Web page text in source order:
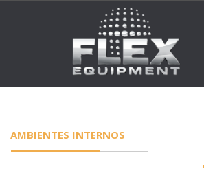
AMBIENTES INTERNOS